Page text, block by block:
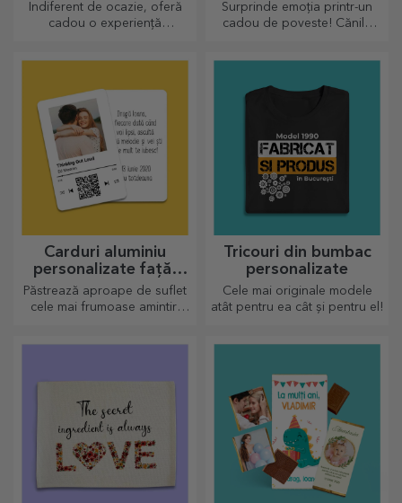
Indiferent de ocazie, oferă
cadou o experiență
Surprinde emoția printr-un
cadou de poveste! Cănile
dar.
Carduri aluminiu
personalizate față-
verso
Păstrează aproape de suflet
cele mai frumoase amintiri
Tricouri din bumbac
personalizate
Cele mai originale modele
atât pentru ea cât și pentru el!